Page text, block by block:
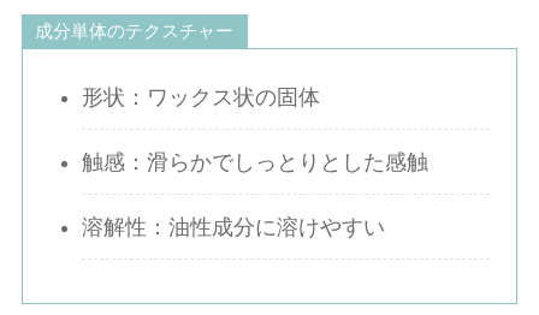
成分単体のテクスチャー
形状：ワックス状の固体
触感：滑らかでしっとりとした感触
溶解性：油性成分に溶けやすい